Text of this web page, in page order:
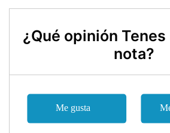
¿Qué opinión
nota?